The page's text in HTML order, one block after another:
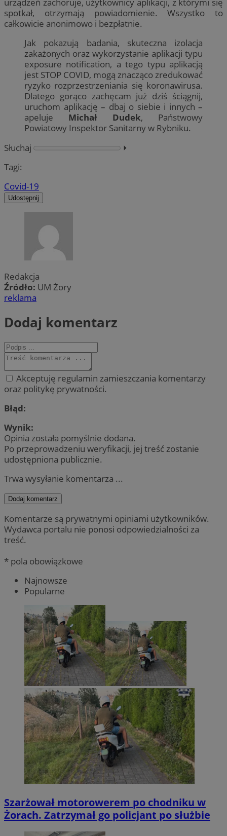
urządzeń zachoruje, użytkownicy aplikacji, z którymi się
spotkał, otrzymają powiadomienie. Wszystko to
całkowicie anonimowo i bezpłatnie.
Jak pokazują badania, skuteczna izolacja
zakażonych oraz wykorzystanie aplikacji typu
exposure notification, a tego typu aplikacją
jest STOP COVID, mogą znacząco zredukować
ryzyko rozprzestrzeniania się koronawirusa.
Dlatego gorąco zachęcam już dziś ściągnij,
uruchom aplikację – dbaj o siebie i innych –
apeluje Michał Dudek, Państwowy
Powiatowy Inspektor Sanitarny w Rybniku.
Słuchaj
⏵︎
Tagi:
Covid-19
Udostępnij
Redakcja
Źródło: UM Żory
reklama
Dodaj komentarz
Akceptuję regulamin zamieszczania komentarzy
oraz politykę prywatności.
Błąd:
Wynik:
Opinia została pomyślnie dodana.
Po przeprowadzeniu weryfikacji, jej treść zostanie
udostępniona publicznie.
Trwa wysyłanie komentarza ...
Dodaj komentarz
Komentarze są prywatnymi opiniami użytkowników.
Wydawca portalu nie ponosi odpowiedzialności za
treść.
* pola obowiązkowe
Najnowsze
Popularne
Szarżował motorowerem po chodniku w
Żorach. Zatrzymał go policjant po służbie